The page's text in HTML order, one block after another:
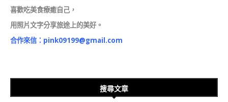
喜歡吃美食療癒自己，
用照片文字分享旅途上的美好。
合作來信： pink09199@gmail.com
搜尋文章